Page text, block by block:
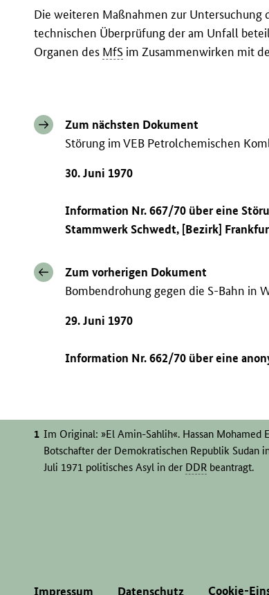
Die weiteren Maßnahmen zur Untersuchung
technischen Überprüfung der am Unfall
Organen des MfS im Zusammenwirken mit
Zum nächsten Dokument
Störung im VEB Petrolchemischen
30. Juni 1970
Information Nr. 667/70 über eine
Stammwerk Schwedt, [Bezirk]
Zum vorherigen Dokument
Bombendrohung gegen die S-Bahn in
29. Juni 1970
Information Nr. 662/70 über eine
Im Original: »El Amin-Sahlih«. Hassan Mohamed
Botschafter der Demokratischen Republik Sudan
Juli 1971 politisches Asyl in der DDR beantragt.
Impressum Datenschutz Cookie-